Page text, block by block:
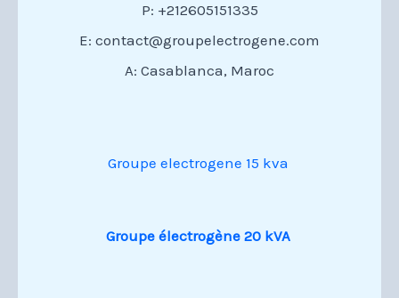
P: +212605151335
E: contact@groupelectrogene.com
A: Casablanca, Maroc
Groupe electrogene 15 kva
Groupe électrogène 20 kVA